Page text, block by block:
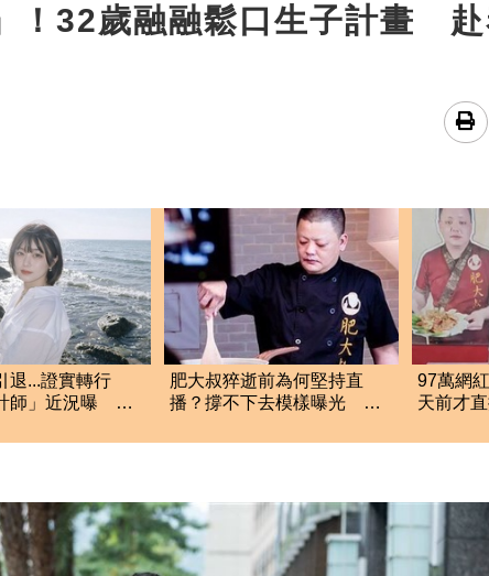
！32歲融融鬆口生子計畫 赴
退...證實轉行
師」近況曝 網
肥大叔猝逝前為何堅持直
播？撐不下去模樣曝光 網
97萬網
天前才